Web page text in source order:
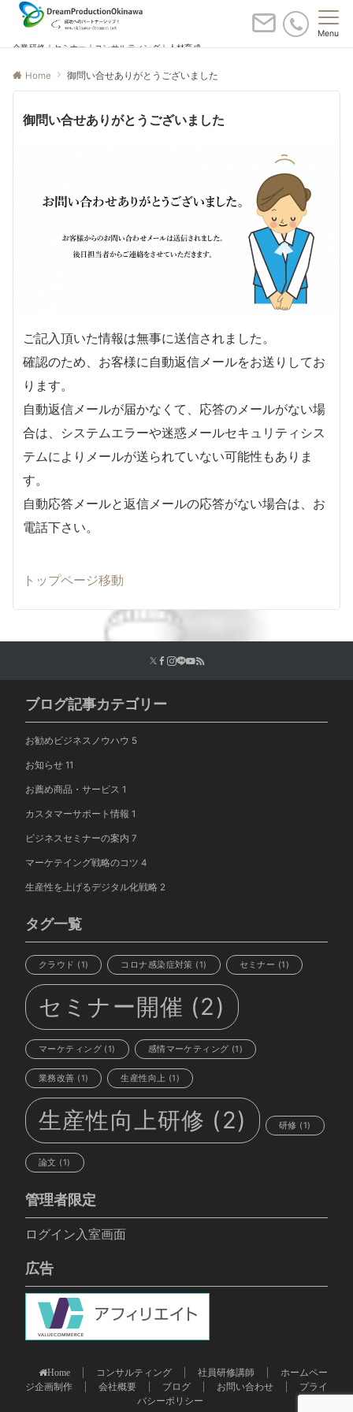
企業研修｜セミナー｜コンサルティング｜人材育成
Menu
Home 御問い合せありがとうございました
御問い合せありがとうございました
ご記入頂いた情報は無事に送信されました。
確認のため、お客様に自動返信メールをお送りしてお
ります。
自動返信メールが届かなくて、応答のメールがない場
合は、システムエラーや迷惑メールセキュリティシス
テムによりメールが送られていない可能性もありま
す。
自動応答メールと返信メールの応答がない場合は、お
電話下さい。
トップページ移動
ブログ記事カテゴリー
お勧めビジネスノウハウ 5
お知らせ 11
お薦め商品・サービス 1
カスタマーサポート情報 1
ビジネスセミナーの案内 7
マーケテイング戦略のコツ 4
生産性を上げるデジタル化戦略 2
タグ一覧
クラウド (1) コロナ感染症対策 (1) セミナー (1)
セミナー開催 (2)
マーケティング (1) 感情マーケティング (1)
業務改善 (1) 生産性向上 (1)
生産性向上研修 (2) 研修 (1)
論文 (1)
管理者限定
ログイン入室画面
広告
Home コンサルティング 社員研修講師
ホームペー
ジ企画制作
会社概要 ブログ お問い合わせ
プライ
バシーポリシー